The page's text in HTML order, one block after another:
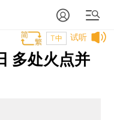
试听
T中
多处火点并